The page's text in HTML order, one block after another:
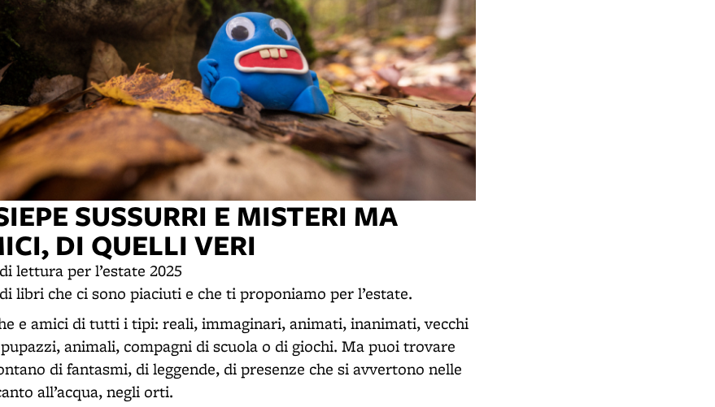
SUSSURRI E MISTERI MA
DI QUELLI VERI
lettura per l’estate 2025
libri che ci sono piaciuti e che ti proponiamo per l’estate.
e amici di tutti i tipi: reali, immaginari, animati, inanimati, vecchi
animali, compagni di scuola o di giochi. Ma puoi trovare
di fantasmi, di leggende, di presenze che si avvertono nelle
all’acqua, negli orti.